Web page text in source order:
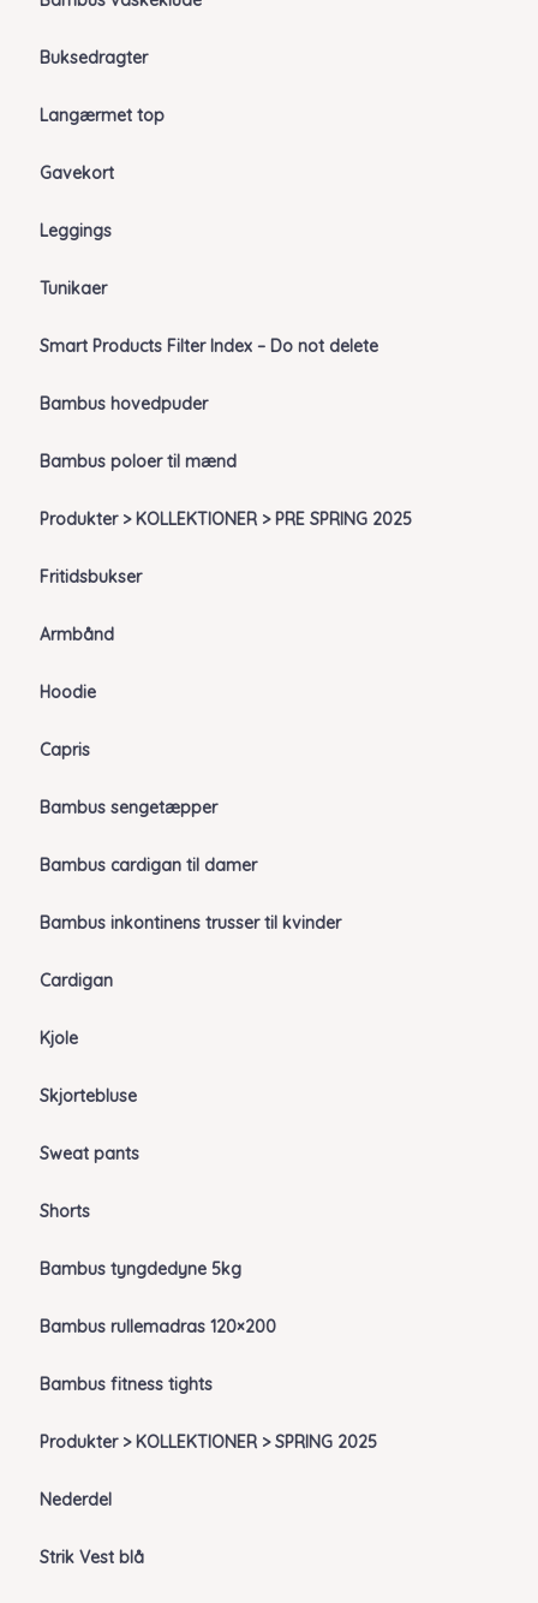
Buksedragter
Langærmet top
Gavekort
Leggings
Tunikaer
Smart Products Filter Index – Do not delete
Bambus hovedpuder
Bambus poloer til mænd
Produkter > KOLLEKTIONER > PRE SPRING 2025
Fritidsbukser
Armbånd
Hoodie
Capris
Bambus sengetæpper
Bambus cardigan til damer
Bambus inkontinens trusser til kvinder
Cardigan
Kjole
Skjortebluse
Sweat pants
Shorts
Bambus tyngdedyne 5kg
Bambus rullemadras 120×200
Bambus fitness tights
Produkter > KOLLEKTIONER > SPRING 2025
Nederdel
Strik Vest blå